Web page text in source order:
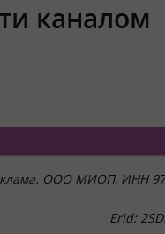
каналом
ООО МИОП, ИНН
Erid: